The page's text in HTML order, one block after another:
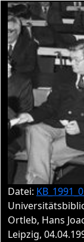
Datei:
Ortleb, Hans
Leipzig,